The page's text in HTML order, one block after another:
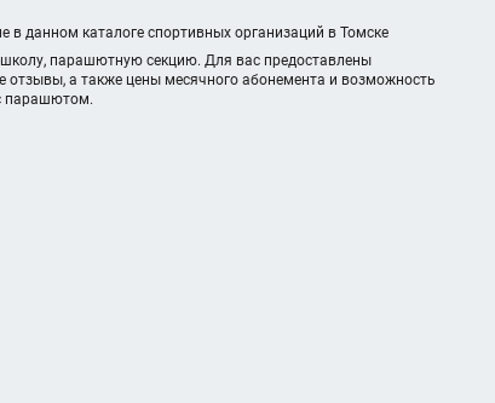
в данном каталоге спортивных организаций в Томске
парашютную секцию. Для вас предоставлены
отзывы, а также цены месячного абонемента и возможность
парашютом.